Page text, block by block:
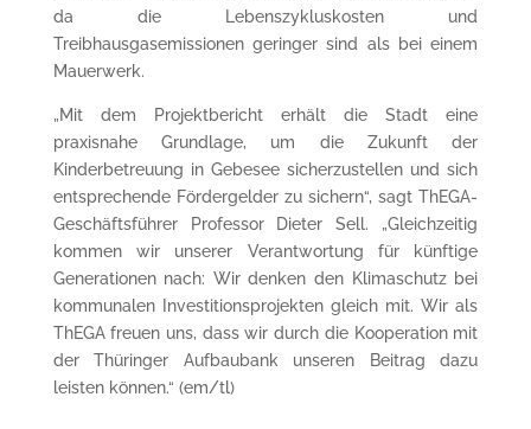
da die Lebenszykluskosten und
Treibhausgasemissionen geringer sind als bei einem
Mauerwerk.
„Mit dem Projektbericht erhält die Stadt eine
praxisnahe Grundlage, um die Zukunft der
Kinderbetreuung in Gebesee sicherzustellen und sich
entsprechende Fördergelder zu sichern“, sagt ThEGA-
Geschäftsführer Professor Dieter Sell. „Gleichzeitig
kommen wir unserer Verantwortung für künftige
Generationen nach: Wir denken den Klimaschutz bei
kommunalen Investitionsprojekten gleich mit. Wir als
ThEGA freuen uns, dass wir durch die Kooperation mit
der Thüringer Aufbaubank unseren Beitrag dazu
leisten können.“ (em/tl)